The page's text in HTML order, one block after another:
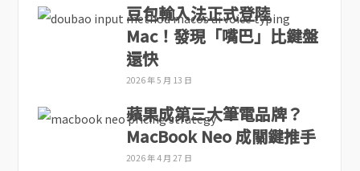
豆包輸入法正式登陸
Mac！發現「嘴巴」比鍵盤
還快
2026 年 5 月 13 日
蘋果成第三大筆電品牌？
MacBook Neo 成關鍵推手
2026 年 4 月 27 日